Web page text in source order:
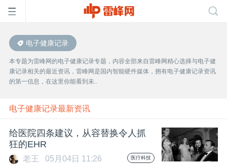
首
页
雷
峰
电子健康记录
本专题为雷峰网的电子健康记录专题，内容全部来自雷峰网精心选择与电子健
康记录相关的最近资讯，雷峰网是国内智能硬件媒体，拥有电子健康记录资讯
的第一信息，在这里你能看到未..
电子健康记录最新资讯
给医院四条建议，从容替换令人抓
狂的EHR
老王 05月04日 11:26 医疗科技